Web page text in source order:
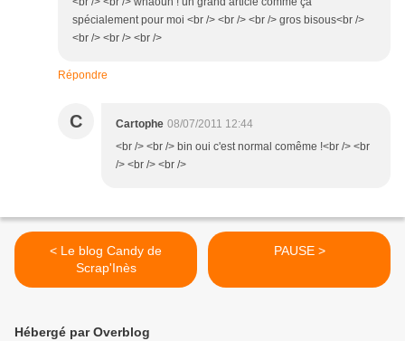
spécialement pour moi <br /> <br /> <br /> gros bisous<br />
<br /> <br /> <br />
Répondre
C Cartophe 08/07/2011 12:44
<br /> <br /> bin oui c'est normal comême !<br /> <br
/> <br /> <br />
< Le blog Candy de
Scrap'Inès
PAUSE >
Hébergé par Overblog